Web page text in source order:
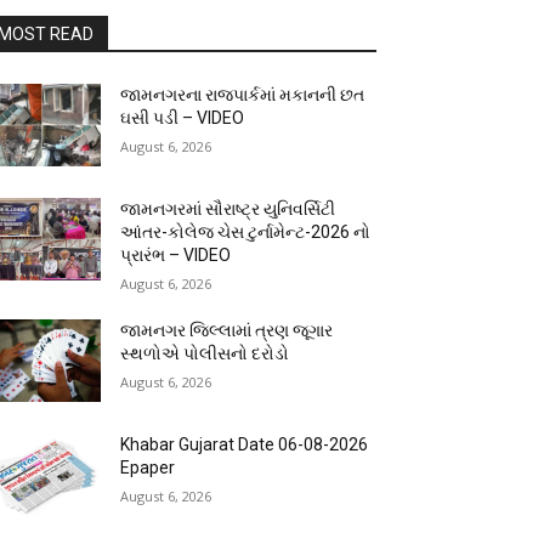
READ
જામનગરના રાજપાર્કમાં મકાનની છત
ઘસી પડી – VIDEO
August 6, 2026
જામનગરમાં સૌરાષ્ટ્ર યુનિવર્સિટી
આંતર-કોલેજ ચેસ ટુર્નામેન્ટ-2026 નો
પ્રારંભ – VIDEO
August 6, 2026
જામનગર જિલ્લામાં ત્રણ જૂગાર
સ્થળોએ પોલીસનો દરોડો
August 6, 2026
Khabar Gujarat Date 06-08-2026
Epaper
August 6, 2026